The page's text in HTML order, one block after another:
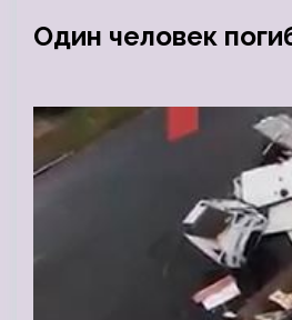
Один человек